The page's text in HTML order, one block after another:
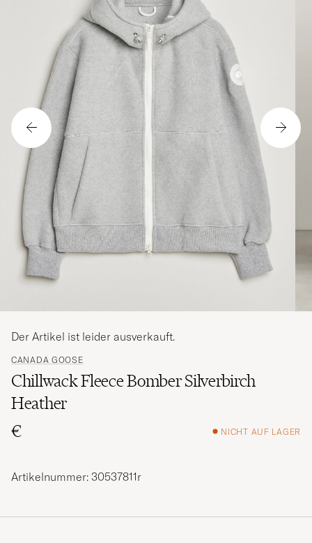
CANADA GOOSE
Chillwack Fleece Bomber Silverbirch
Heather
€
NICHT AUF LAGER
Der Artikel ist leider ausverkauft.
Artikelnummer: 30537811r